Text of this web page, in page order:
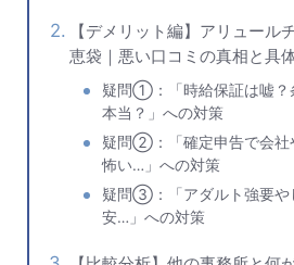
【デメリット編】アリュール
恵袋｜悪い口コミの真相と具
疑問①：「時給保証は嘘？
本当？」への対策
疑問②：「確定申告で会社
怖い…」への対策
疑問③：「アダルト強要や
安…」への対策